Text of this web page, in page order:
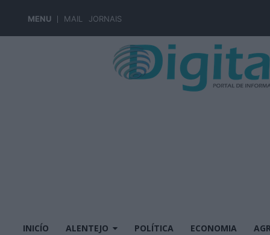
MENU MAIL JORNAIS
INICÍO ALENTEJO POLÍTICA ECONOMIA